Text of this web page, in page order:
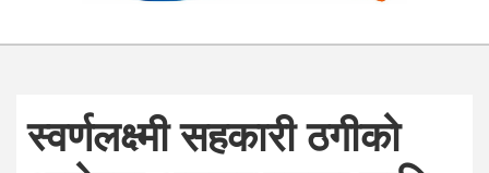
संघीय
स्वर्णलक्ष्मी सहकारी ठगीको